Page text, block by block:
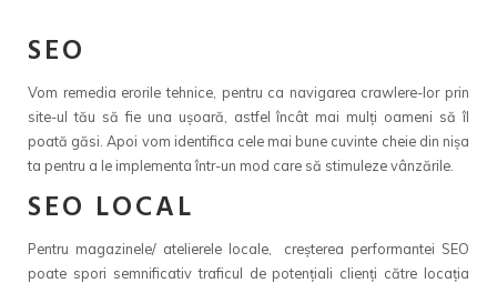
SEO
Vom remedia erorile tehnice, pentru ca navigarea crawlere-lor prin
site-ul tău să fie una ușoară, astfel încât mai mulți oameni să îl
poată găsi. Apoi vom identifica cele mai bune cuvinte cheie din nișa
ta pentru a le implementa într-un mod care să stimuleze vânzările.
SEO LOCAL
Pentru magazinele/ atelierele locale, creșterea performantei SEO
poate spori semnificativ traficul de potențiali clienți către locația